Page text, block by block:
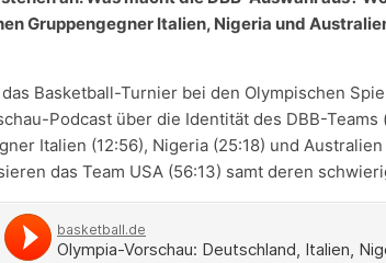
Gruppengegner Italien, Nigeria und
Basketball-Turnier bei den Olympischen
Podcast über die Identität des DBB-Teams
Italien (12:56), Nigeria (25:18) und
das Team USA (56:13) samt deren